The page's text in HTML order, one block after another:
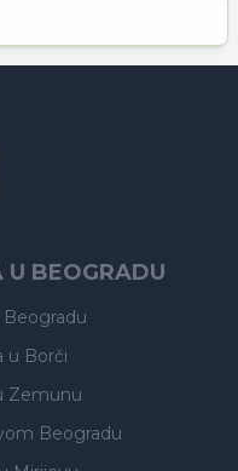
BEOGRADU
Beogradu
u Borči
Zemunu
Beogradu